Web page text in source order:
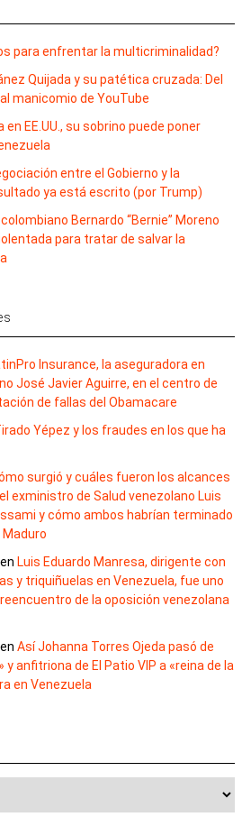
para enfrentar la multicriminalidad?
Quijada y su patética cruzada: Del
manicomio de YouTube
en EE.UU., su sobrino puede poner
entre el Gobierno y la
ya está escrito (por Trump)
Bernardo “Bernie” Moreno
para tratar de salvar la
Insurance, la aseguradora en
José Javier Aguirre, en el centro de
de fallas del Obamacare
Yépez y los fraudes en los que ha
surgió y cuáles fueron los alcances
exministro de Salud venezolano Luis
y cómo ambos habrían terminado
en Luis Eduardo Manresa, dirigente con
y triquiñuelas en Venezuela, fue uno
de la oposición venezolana
en Así Johanna Torres Ojeda pasó de
anfitriona de El Patio VIP a «reina de la
en Venezuela